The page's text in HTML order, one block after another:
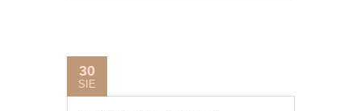
30
SIE